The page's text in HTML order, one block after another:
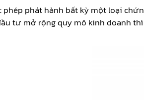
phát hành bất kỳ một loại
tư mở rộng quy mô kinh doanh